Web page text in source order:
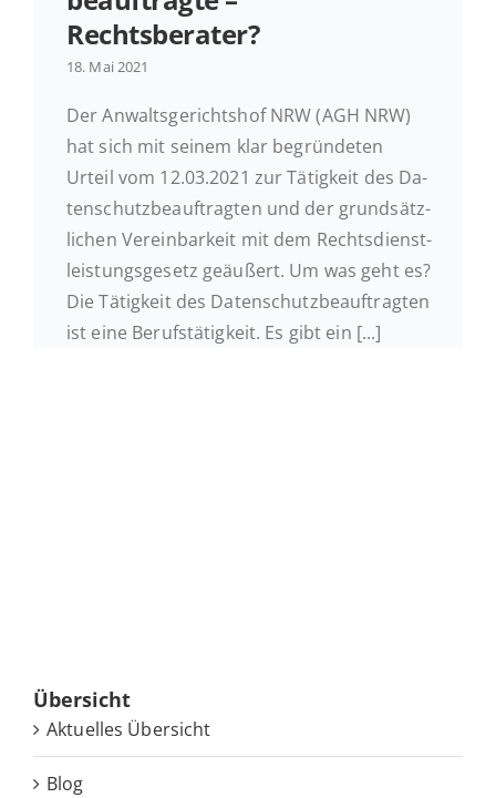
Kontakt
Rechtsberater?
18. Mai 2021
Der An­walts­ge­richts­hof NRW (AGH NRW)
hat sich mit seinem klar be­grün­de­ten
Urteil vom 12.03.2021 zur Tä­tig­keit des Da­
ten­schutz­be­auf­trag­ten und der grund­sätz­
li­chen Ver­ein­bar­keit mit dem Rechts­dienst­
leis­tungs­ge­setz ge­äu­ßert. Um was geht es?
Die Tä­tig­keit des Da­ten­schutz­be­auf­trag­ten
ist eine Be­rufs­tä­tig­keit. Es gibt ein [...]
Über­sicht
Ak­tu­el­les Übersicht
Blog